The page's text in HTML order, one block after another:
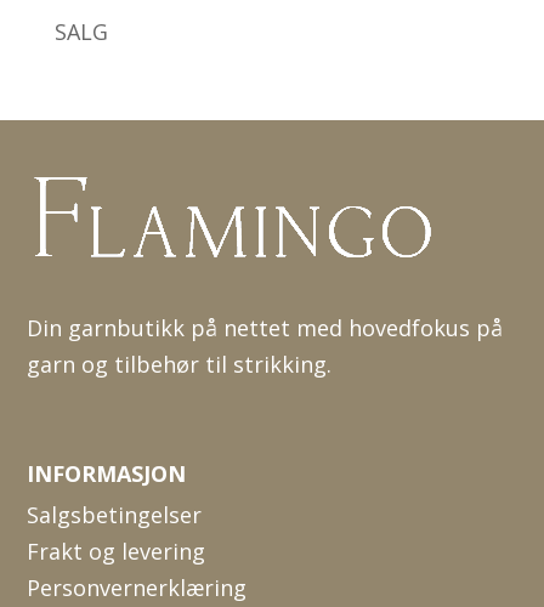
SALG
Din garnbutikk på nettet med hovedfokus på
garn og tilbehør til strikking.
INFORMASJON
Salgsbetingelser
Frakt og levering
Personvernerklæring